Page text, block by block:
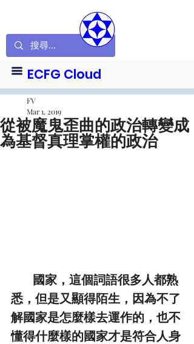
ECFG Cloud
從被魔鬼歪曲的政治轉變成
為基督真理掌權的政治
FV
Mar 1, 2019
悉，但是又顯得陌生，因為不了
解國家是怎麼樣去運作的，也不
懂得什麼樣的國家才是符合人身